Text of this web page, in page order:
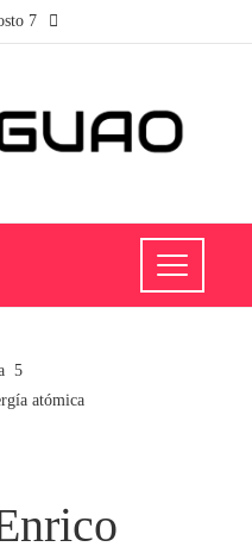
7
atómica